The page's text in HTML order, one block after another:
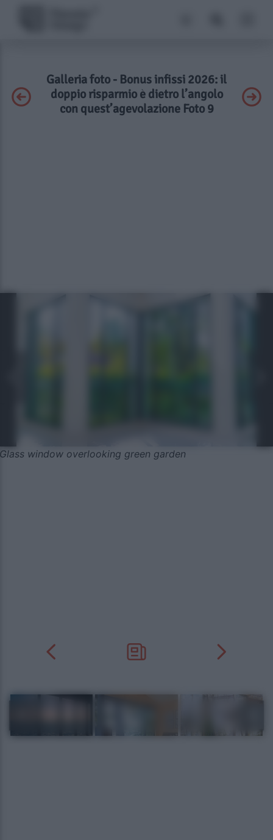
Galleria foto - Bonus infissi 2026: il
doppio risparmio è dietro l’angolo
con quest’agevolazione Foto 9
Glass window overlooking green garden